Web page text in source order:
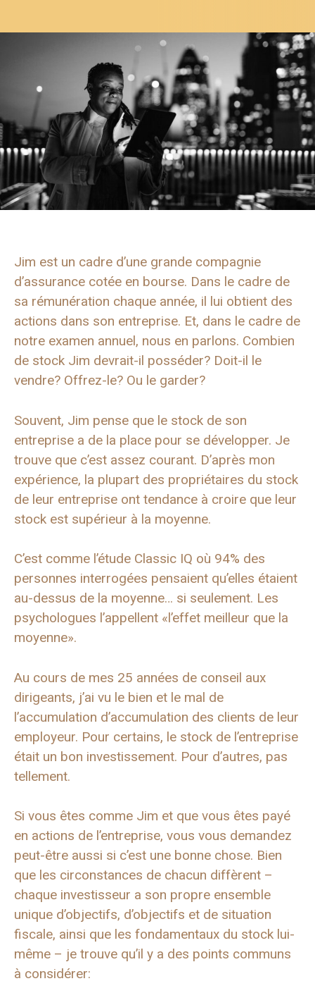
Jim est un cadre d’une grande compagnie
d’assurance cotée en bourse. Dans le cadre de
sa rémunération chaque année, il lui obtient des
actions dans son entreprise. Et, dans le cadre de
notre examen annuel, nous en parlons. Combien
de stock Jim devrait-il posséder? Doit-il le
vendre? Offrez-le? Ou le garder?
Souvent, Jim pense que le stock de son
entreprise a de la place pour se développer. Je
trouve que c’est assez courant. D’après mon
expérience, la plupart des propriétaires du stock
de leur entreprise ont tendance à croire que leur
stock est supérieur à la moyenne.
C’est comme l’étude Classic IQ où 94% des
personnes interrogées pensaient qu’elles étaient
au-dessus de la moyenne… si seulement. Les
psychologues l’appellent «l’effet meilleur que la
moyenne».
Au cours de mes 25 années de conseil aux
dirigeants, j’ai vu le bien et le mal de
l’accumulation d’accumulation des clients de leur
employeur. Pour certains, le stock de l’entreprise
était un bon investissement. Pour d’autres, pas
tellement.
Si vous êtes comme Jim et que vous êtes payé
en actions de l’entreprise, vous vous demandez
peut-être aussi si c’est une bonne chose. Bien
que les circonstances de chacun diffèrent –
chaque investisseur a son propre ensemble
unique d’objectifs, d’objectifs et de situation
fiscale, ainsi que les fondamentaux du stock lui-
même – je trouve qu’il y a des points communs
à considérer: